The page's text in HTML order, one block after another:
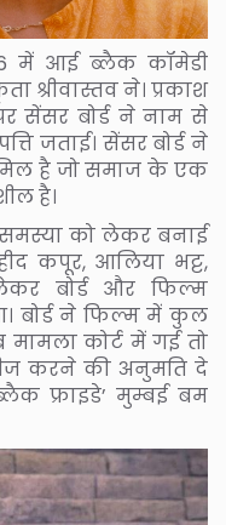
में आई ब्लैक कॉमेडी
श्रीवास्तव ने। प्रकाश
सेंसर बोर्ड ने नाम से
जताई। सेंसर बोर्ड ने
है जो समाज के एक
है।
को लेकर बनाई
कपूर, आलिया भट्ट,
बोर्ड और फिल्म
बोर्ड ने फिल्म में कुल
कोर्ट में गई तो
करने की अनुमति दे
फ्राइडे’ मुम्बई बम